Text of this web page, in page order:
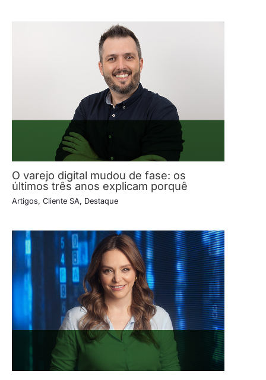
O varejo digital mudou de fase: os
últimos três anos explicam porquê
Artigos, Cliente SA, Destaque